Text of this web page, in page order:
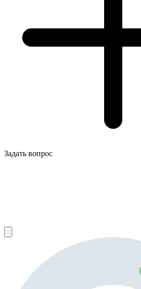
Задать вопрос